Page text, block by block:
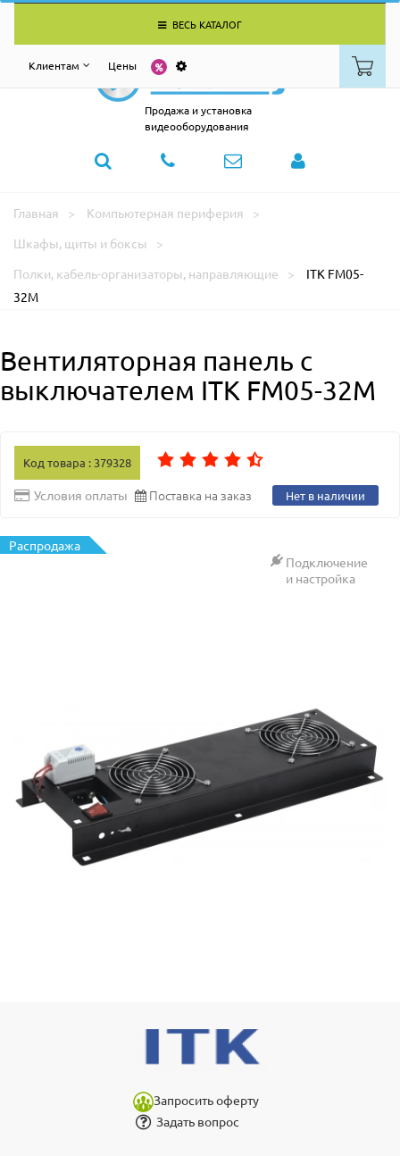
ВЕСЬ КАТАЛОГ
Клиентам Цены
Продажа и установка
видеооборудования
Главная
Компьютерная периферия
Шкафы, щиты и боксы
Полки, кабель-организаторы, направляющие
ITK FM05-
32M
Вентиляторная панель с
выключателем ITK FM05-32M
Код товара : 379328
Условия оплаты Поставка на заказ Нет в наличии
Распродажа
Подключение
и настройка
Запросить оферту
Задать вопрос